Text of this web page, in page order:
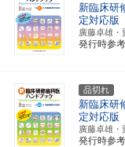
新臨床研
定対応版
廣藤卓雄
発行時参
品切れ
新臨床研
定対応版
廣藤卓雄
発行時参